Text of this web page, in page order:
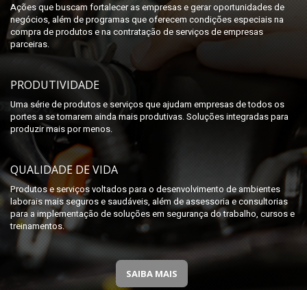
Ações que buscam fortalecer as empresas e gerar oportunidades de
negócios, além de programas que oferecem condições especiais na
compra de produtos e na contratação de serviços de empresas
parceiras.
PRODUTIVIDADE
Uma série de produtos e serviços que ajudam empresas de todos os
portes a se tornarem ainda mais produtivas. Soluções integradas para
produzir mais por menos.
QUALIDADE DE VIDA
Produtos e serviços voltados para o desenvolvimento de ambientes
laborais mais seguros e saudáveis, além de assessoria e consultorias
para a implementação de soluções em segurança do trabalho, cursos e
treinamentos.
SAIBA MAIS